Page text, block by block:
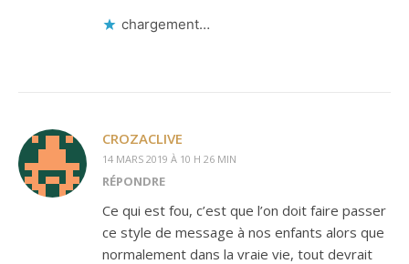
chargement…
CROZACLIVE
14 MARS 2019 À 10 H 26 MIN
RÉPONDRE
Ce qui est fou, c’est que l’on doit faire passer
ce style de message à nos enfants alors que
normalement dans la vraie vie, tout devrait